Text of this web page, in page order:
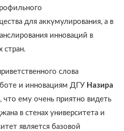
для аккумулирования, а в
инноваций в
слова
и инновациям ДГУ Назира
ему очень приятно видеть
в стенах университета и
является базовой